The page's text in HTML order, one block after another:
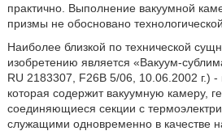
практично. Выполнение вакуумной
призмы не обосновано
Наиболее близкой по технической
изобретению является «Вакуум-
RU 2183307, F26B 5/06, 10.06.2002 г.) -
которая содержит вакуумную камеру,
соединяющиеся секции с
служащими одновременно в качестве